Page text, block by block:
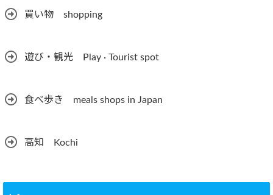
買い物 shopping
遊び・観光 Play · Tourist spot
食べ歩き meals shops in Japan
高知 Kochi